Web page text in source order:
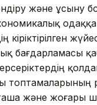
және ұсыну
кіріктірілген
бағдарламасы
топтамаларының
және жоғары